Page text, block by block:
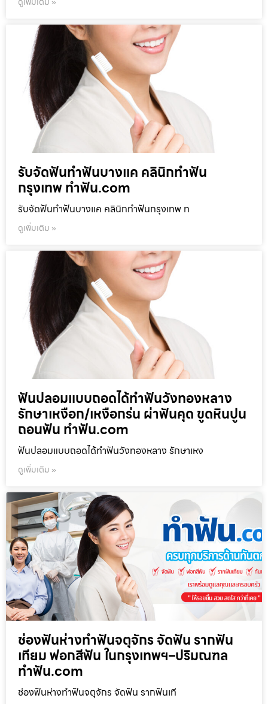
รับจัดฟันทำฟันบางแค คลินิกทำฟัน
กรุงเทพ ทำฟัน.com
รับจัดฟันทำฟันบางแค คลินิกทำฟันกรุงเทพ ท
ดูเพิ่มเติม »
ฟันปลอมแบบถอดได้ทำฟันวังทองหลาง
รักษาเหงือก/เหงือกร่น ผ่าฟันคุด ขูดหินปูน
ถอนฟัน ทำฟัน.com
ฟันปลอมแบบถอดได้ทำฟันวังทองหลาง รักษาเหง
ดูเพิ่มเติม »
ช่องฟันห่างทำฟันจตุจักร จัดฟัน รากฟัน
เทียม ฟอกสีฟัน ในกรุงเทพฯ–ปริมณฑล
ทำฟัน.com
ช่องฟันห่างทำฟันจตุจักร จัดฟัน รากฟันเที